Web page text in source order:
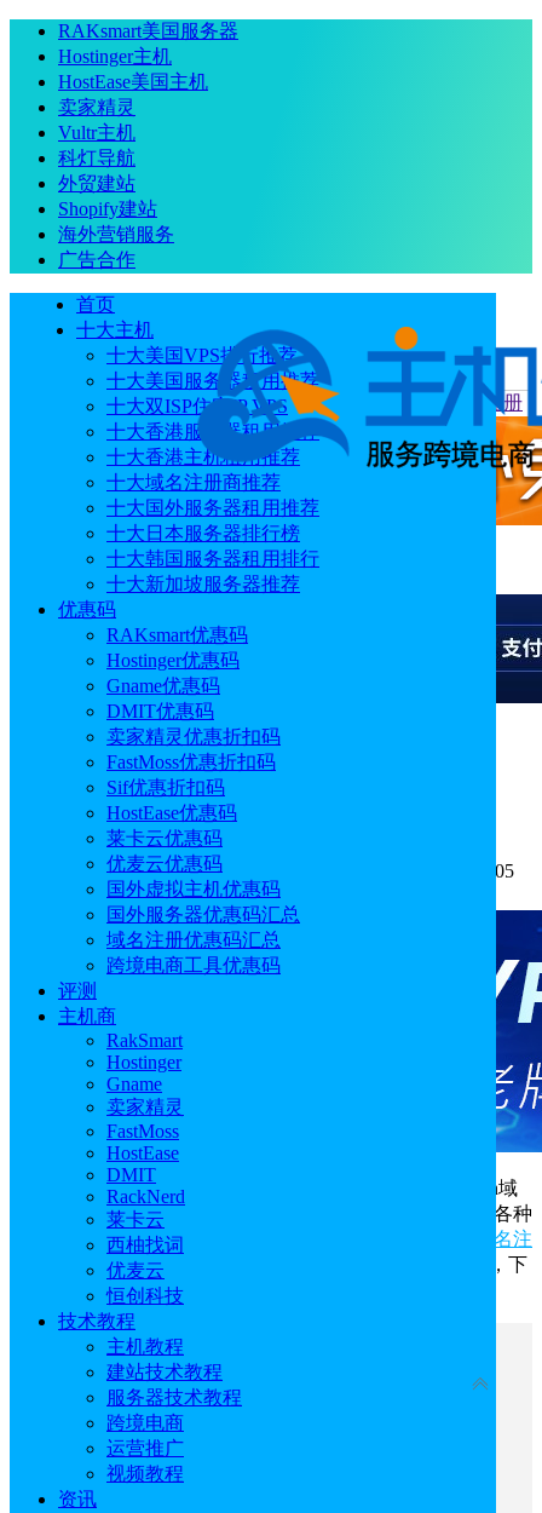
RAKsmart美国服务器
Hostinger主机
HostEase美国主机
卖家精灵
Vultr主机
科灯导航
外贸建站
Shopify建站
海外营销服务
广告合作
首页
十大主机
十大美国VPS排行推荐
十大美国服务器租用推荐
十大双ISP住宅IP VPS
十大香港服务器租用推荐
十大香港主机租用推荐
十大域名注册商推荐
十大国外服务器租用推荐
十大日本服务器排行榜
十大韩国服务器租用排行
十大新加坡服务器推荐
优惠码
RAKsmart优惠码
Hostinger优惠码
Gname优惠码
DMIT优惠码
卖家精灵优惠折扣码
FastMoss优惠折扣码
Sif优惠折扣码
HostEase优惠码
莱卡云优惠码
优麦云优惠码
国外虚拟主机优惠码
国外服务器优惠码汇总
域名注册优惠码汇总
跨境电商工具优惠码
评测
主机商
RakSmart
Hostinger
Gname
卖家精灵
FastMoss
HostEase
DMIT
RackNerd
莱卡云
西柚找词
优麦云
恒创科技
技术教程
主机教程
建站技术教程
服务器技术教程
跨境电商
运营推广
视频教程
资讯
当前位置：首页 常见问题 .win域名能用不 .win域名如何注册
.win域名能用不 .win域名如何注册
作者: Alisa 分类:常见问题
发布时间: 2024.10.30 12:00:05
更新于: 2026.05.09 15:41:15
.win域名是通用顶级域名，当然能用了，在英语中win域
名意味着胜利或成功，给人一种积极向上的感觉，适用于各种
类型的网站，包括商业、教育、娱乐等；目前部分
国外域名注
提供.win域名的注册，而且注册非常简单，无需备案，下
文会对.win域名做个详细的介绍，包括注册步骤。
文章目录
一、.win域名注册价格
二、注册.win域名步骤
三、.win域名的用途